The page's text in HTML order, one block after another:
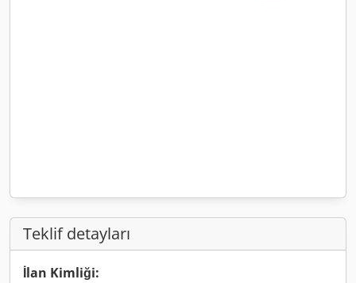
Teklif detayları
İlan Kimliği: